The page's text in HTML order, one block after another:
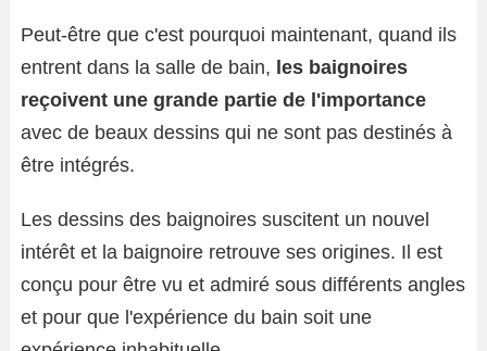
Peut-être que c'est pourquoi maintenant, quand ils
entrent dans la salle de bain, les baignoires
reçoivent une grande partie de l'importance
avec de beaux dessins qui ne sont pas destinés à
être intégrés.
Les dessins des baignoires suscitent un nouvel
intérêt et la baignoire retrouve ses origines. Il est
conçu pour être vu et admiré sous différents angles
et pour que l'expérience du bain soit une